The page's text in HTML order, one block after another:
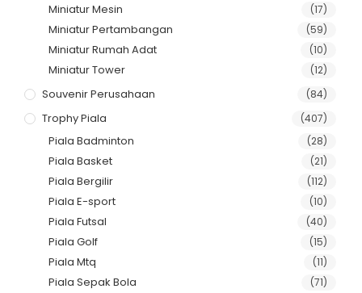
Miniatur Mesin (17)
Miniatur Pertambangan (59)
Miniatur Rumah Adat (10)
Miniatur Tower (12)
Souvenir Perusahaan (84)
Trophy Piala (407)
Piala Badminton (28)
Piala Basket (21)
Piala Bergilir (112)
Piala E-sport (10)
Piala Futsal (40)
Piala Golf (15)
Piala Mtq (11)
Piala Sepak Bola (71)